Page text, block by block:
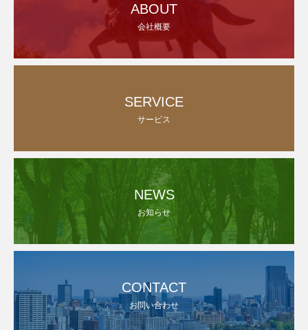
ABOUT
会社概要
SERVICE
サービス
NEWS
お知らせ
CONTACT
お問い合わせ